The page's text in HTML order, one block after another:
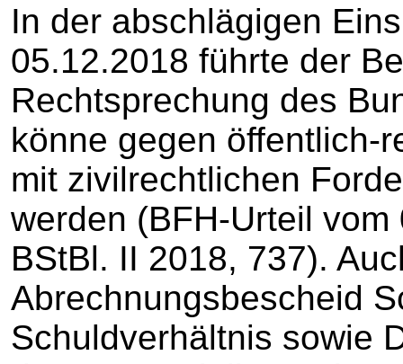
In der abschlägigen
05.12.2018 führte der
Rechtsprechung des
könne gegen öffentlich-
mit zivilrechtlichen
werden (BFH-Urteil
BStBl. II 2018, 737).
Abrechnungsbescheid
Schuldverhältnis sowie